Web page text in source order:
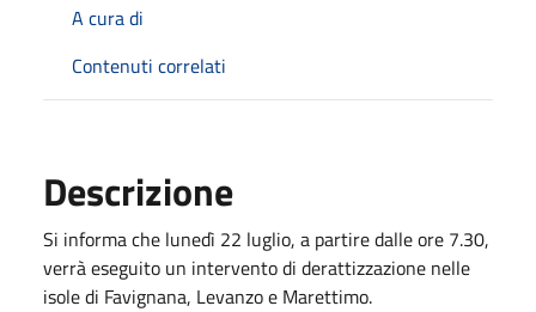
A cura di
Contenuti correlati
Descrizione
Si informa che lunedì 22 luglio, a partire dalle ore 7.30,
verrà eseguito un intervento di derattizzazione nelle
isole di Favignana, Levanzo e Marettimo.